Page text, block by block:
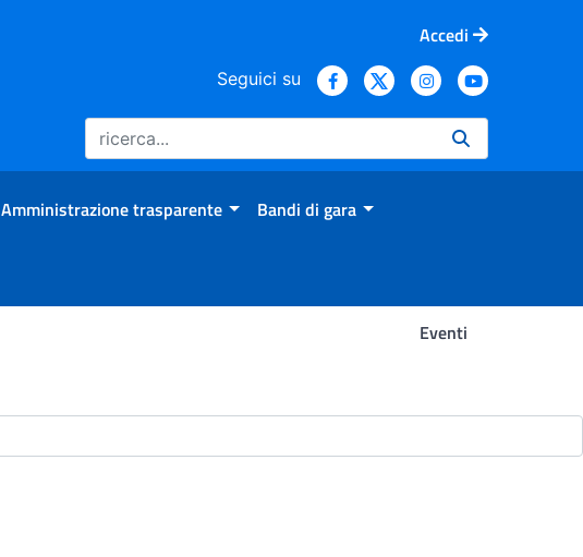
Accedi
Seguici su
Amministrazione trasparente Bandi di gara
Eventi